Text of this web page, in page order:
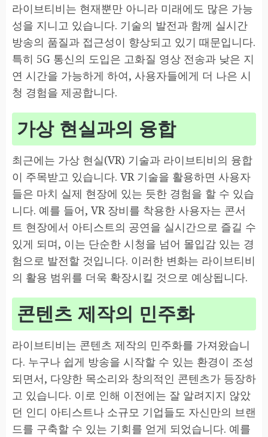
라이브티비는 현재뿐만 아니라 미래에도 많은 가능
성을 지니고 있습니다. 기술의 발전과 함께 실시간
방송의 품질과 접근성이 향상되고 있기 때문입니다.
특히 5G 통신의 도입은 고화질 영상 전송과 낮은 지
연 시간을 가능하게 하여, 사용자들에게 더 나은 시
청 경험을 제공합니다.
가상 현실과의 융합
최근에는 가상 현실(VR) 기술과 라이브티비의 융합
이 주목받고 있습니다. VR 기술을 활용하면 사용자
들은 마치 실제 현장에 있는 듯한 경험을 할 수 있습
니다. 예를 들어, VR 장비를 착용한 사용자는 콘서
트 현장에서 아티스트의 공연을 실시간으로 즐길 수
있게 되며, 이는 단순한 시청을 넘어 몰입감 있는 경
험으로 발전할 것입니다. 이러한 변화는 라이브티비
의 활용 범위를 더욱 확장시킬 것으로 예상됩니다.
콘텐츠 제작의 민주화
라이브티비는 콘텐츠 제작의 민주화를 가져왔습니
다. 누구나 쉽게 방송을 시작할 수 있는 환경이 조성
되면서, 다양한 목소리와 창의적인 콘텐츠가 등장하
고 있습니다. 이로 인해 이전에는 잘 알려지지 않았
던 인디 아티스트나 소규모 기업들도 자신만의 브랜
드를 구축할 수 있는 기회를 얻게 되었습니다. 예를